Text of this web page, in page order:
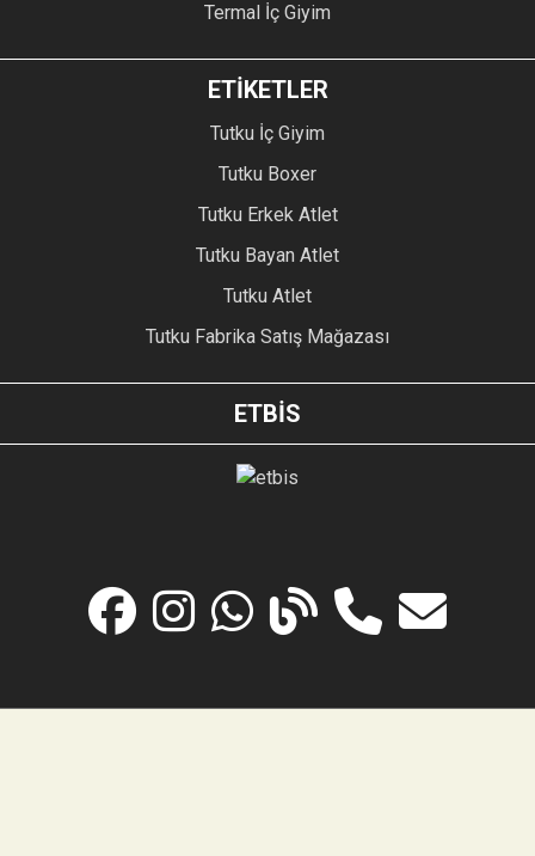
Termal İç Giyim
ETİKETLER
Tutku İç Giyim
Tutku Boxer
Tutku Erkek Atlet
Tutku Bayan Atlet
Tutku Atlet
Tutku Fabrika Satış Mağazası
ETBİS